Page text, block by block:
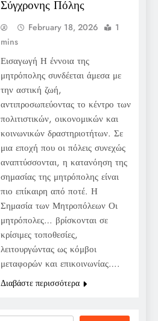
Σύγχρονης Πόλης
February 18, 2026
1
mins
Εισαγωγή Η έννοια της
μητρόπολης συνδέεται άμεσα με
την αστική ζωή,
αντιπροσωπεύοντας το κέντρο των
πολιτιστικών, οικονομικών και
κοινωνικών δραστηριοτήτων. Σε
μια εποχή που οι πόλεις συνεχώς
αναπτύσσονται, η κατανόηση της
σημασίας της μητρόπολης είναι
πιο επίκαιρη από ποτέ. Η
Σημασία των Μητροπόλεων Οι
μητρόπολες… βρίσκονται σε
κρίσιμες τοποθεσίες,
λειτουργώντας ως κόμβοι
μεταφορών και επικοινωνίας….
Διαβάστε περισσότερα